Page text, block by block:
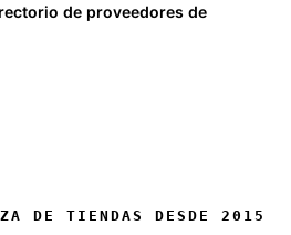
de proveedores de
DE TIENDAS DESDE 2015